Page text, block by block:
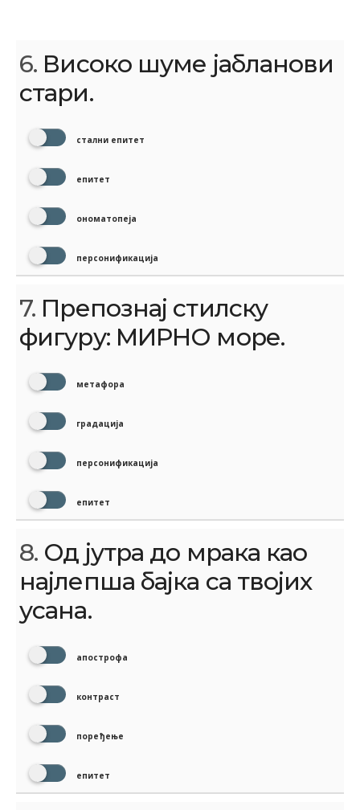
6. Високо шуме јабланови
стари.
стални епитет
епитет
ономатопеја
персонификација
7. Препознај стилску
фигуру: МИРНО море.
метафора
градација
персонификација
епитет
8. Од јутра до мрака као
најлепша бајка са твојих
усана.
апострофа
контраст
поређење
епитет